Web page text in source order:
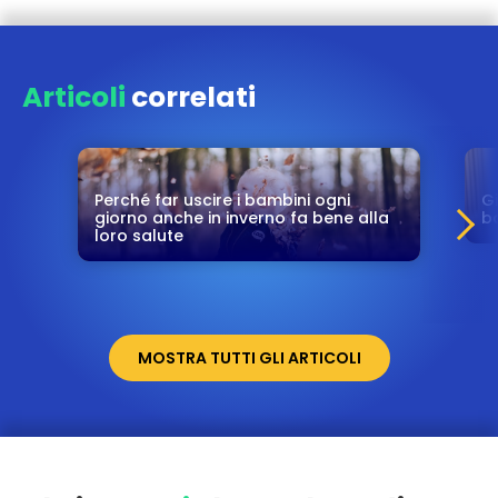
Articoli correlati
Perché far uscire i bambini ogni
giorno anche in inverno fa bene alla
loro salute
MOSTRA TUTTI GLI ARTICOLI